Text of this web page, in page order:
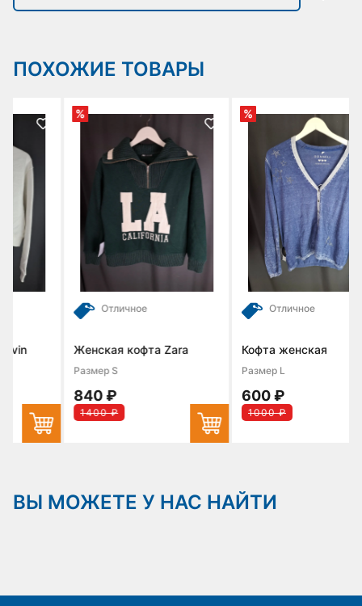
ПОХОЖИЕ ТОВАРЫ
%
Отличное
Женская кофта Zara
Размер S
840 ₽
1400 ₽
%
Отличное
Кофта женская
Размер L
600 ₽
1000 ₽
ВЫ МОЖЕТЕ У НАС НАЙТИ